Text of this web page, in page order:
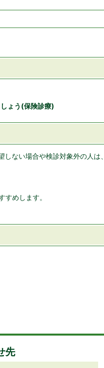
ょう(保険診療)
ない場合や検診対象外の人は、
めします。
先